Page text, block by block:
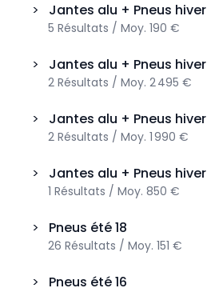
> Jantes alu + Pneus hiver
5 Résultats / Moy. 190 €
> Jantes alu + Pneus hiver
2 Résultats / Moy. 2 495 €
> Jantes alu + Pneus hiver
2 Résultats / Moy. 1 990 €
> Jantes alu + Pneus hiver
1 Résultats / Moy. 850 €
> Pneus été18
26 Résultats / Moy. 151 €
> Pneus été16